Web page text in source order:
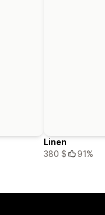
Linen
380 $
91%